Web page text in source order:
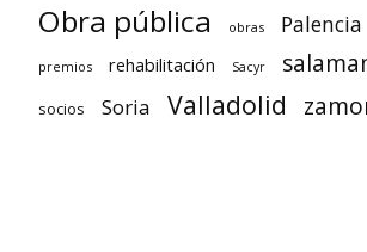
Obra pública obras Palencia
premios rehabilitación Sacyr
socios Soria Valladolid